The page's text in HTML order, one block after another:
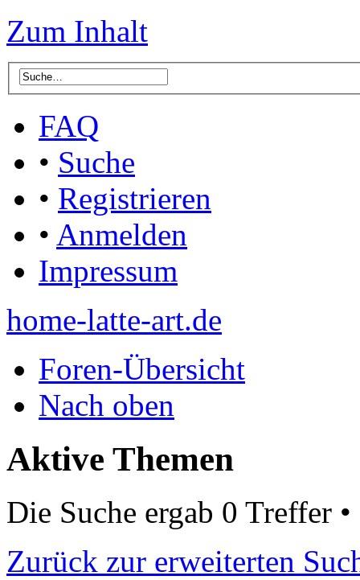
Zum Inhalt
FAQ
• Suche
• Registrieren
• Anmelden
Impressum
home-latte-art.de
Foren-Übersicht
Nach oben
Aktive Themen
Die Suche ergab 0 Treffer
Zurück zur erweiterten